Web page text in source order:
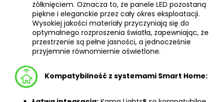
żółknięciem. Oznacza to, że panele LED pozostaną
piękne i eleganckie przez cały okres eksploatacji.
Wysokiej jakości materiały przyczyniają się do
optymalnego rozproszenia światła, zapewniając, że
przestrzenie są pełne jasności, a jednocześnie
przyjemnie równomiernie oświetlone.
Kompatybilność z systemami Smart Home: